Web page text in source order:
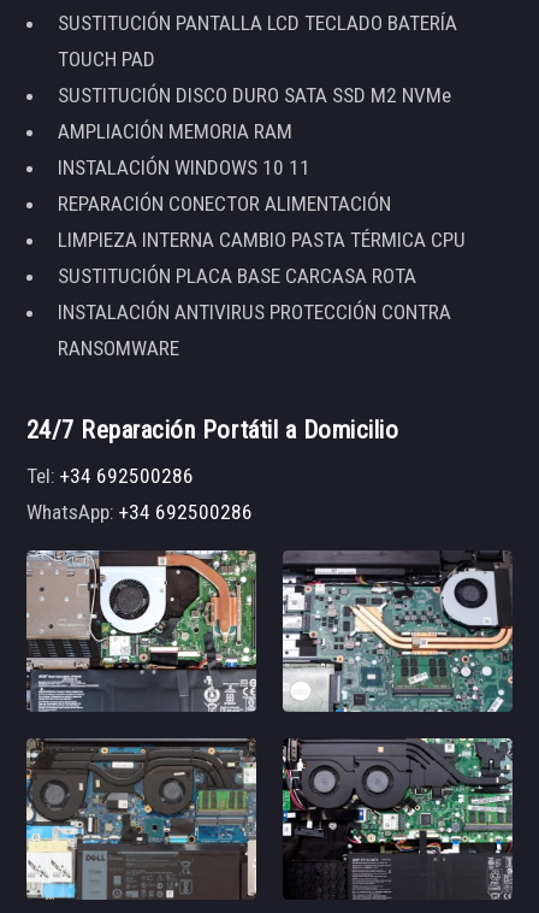
SUSTITUCIÓN PANTALLA LCD TECLADO BATERÍA
TOUCH PAD
SUSTITUCIÓN DISCO DURO SATA SSD M2 NVMe
AMPLIACIÓN MEMORIA RAM
INSTALACIÓN WINDOWS 10 11
REPARACIÓN CONECTOR ALIMENTACIÓN
LIMPIEZA INTERNA CAMBIO PASTA TÉRMICA CPU
SUSTITUCIÓN PLACA BASE CARCASA ROTA
INSTALACIÓN ANTIVIRUS PROTECCIÓN CONTRA
RANSOMWARE
24/7 Reparación Portátil a Domicilio
Tel:+34 692500286
WhatsApp:+34 692500286